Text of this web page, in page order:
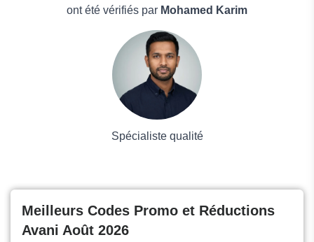
Boissonsont été vérifiés par Mohamed Karim
Spécialiste qualité
Meilleurs Codes Promo et Réductions
Avani Août 2026